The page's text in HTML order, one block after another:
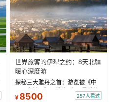
世界旅客的伊犁之约：8天北疆
暖心深度游
探秘三大雅丹之首：游览被《中
国国家地理》评选为“中国最美的
三大雅丹”第一名的克拉玛依魔鬼
¥ 8500 257人看过